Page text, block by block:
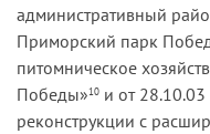
административный
Приморский парк
питомническое
Победы»10 и от
реконструкции с